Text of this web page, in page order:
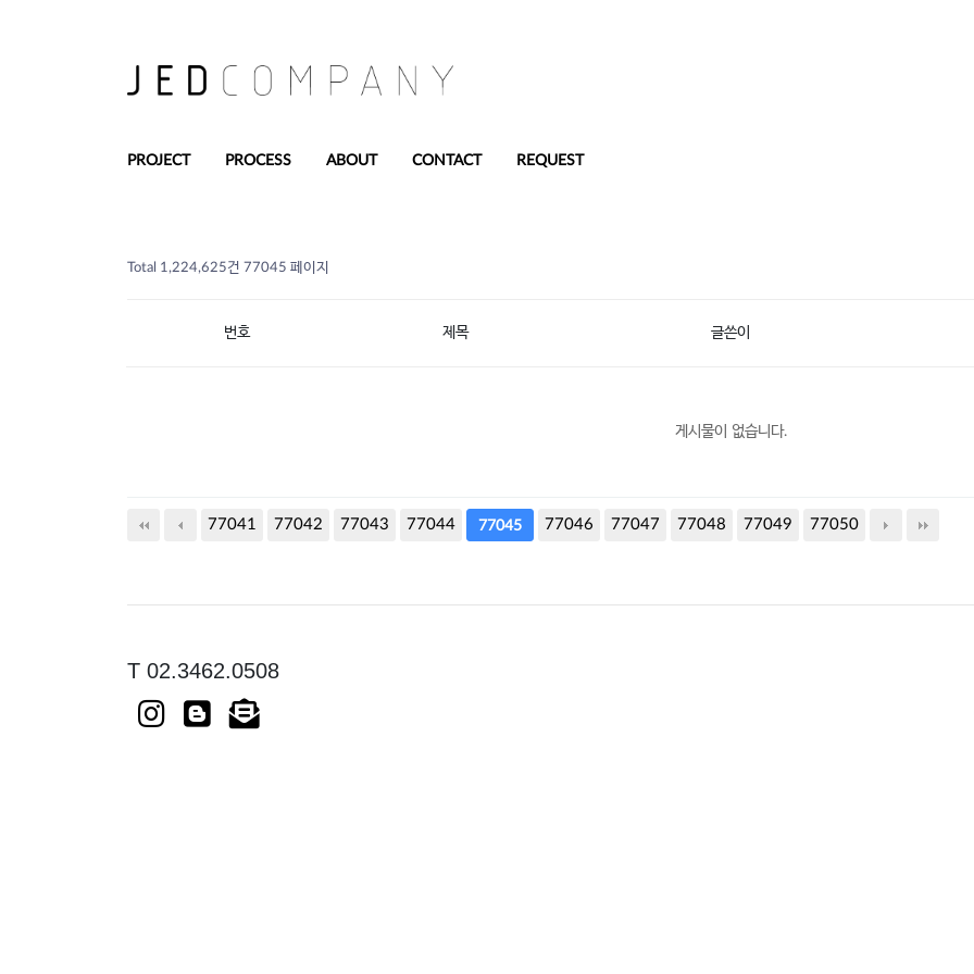
PROJECT PROCESS ABOUT CONTACT REQUEST
Total 1,224,625건 77045 페이지
번호 제목 글쓴이
게시물이 없습니다.
77041 77042 77043 77044 77045 77046 77047 77048 77049 77050
다음 맨끝
T 02.3462.0508